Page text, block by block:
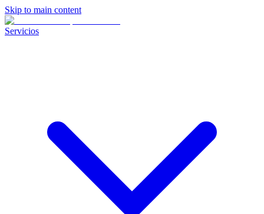
Skip to main content
Servicios